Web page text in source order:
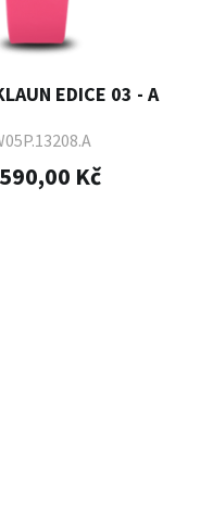
EDICE 03 - A
Kč